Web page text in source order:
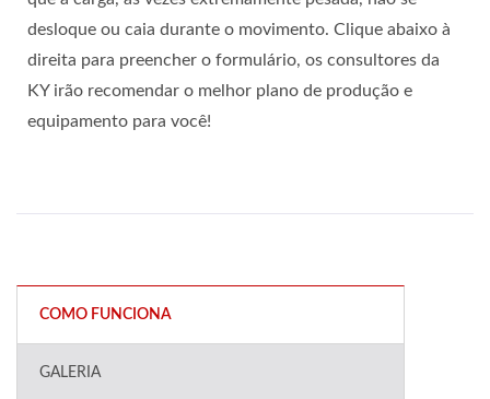
desloque ou caia durante o movimento. Clique abaixo à
direita para preencher o formulário, os consultores da
KY irão recomendar o melhor plano de produção e
equipamento para você!
COMO FUNCIONA
GALERIA